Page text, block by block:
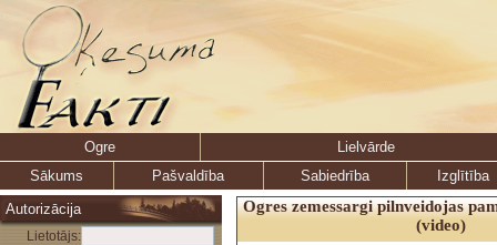
Ogre
Lielvārde
Sākums
Pašvaldība Sabiedrība
Izglītība
Autorizācija
Lietotājs:
Ogres zemessargi pilnveidojas
(video)